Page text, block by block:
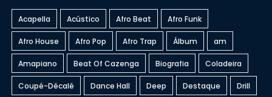
Acapella Acústico Afro Beat Afro Funk
Afro House Afro Pop Afro Trap Álbum am
Amapiano Beat Of Cazenga Biografia Coladeira
Coupé-Décalé Dance Hall Deep Destaque Drill